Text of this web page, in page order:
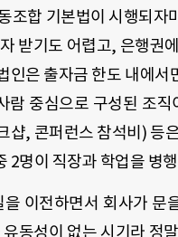
조합 기본법이 시행되
받기도 어렵고, 은행권
인은 출자금 한도 내에
람 중심으로 구성된 조
샵, 콘퍼런스 참석비) 등
2명이 직장과 학업을 병
이전하면서 회사가
동성이 없는 시기라 정